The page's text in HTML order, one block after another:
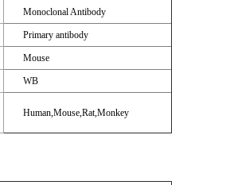
Monoclonal Antibody
Primary antibody
Mouse
WB
Human,Mouse,Rat,Monkey